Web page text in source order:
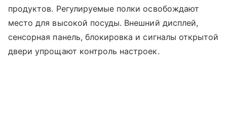
продуктов. Регулируемые полки освобождают
место для высокой посуды. Внешний дисплей,
сенсорная панель, блокировка и сигналы открытой
двери упрощают контроль настроек.